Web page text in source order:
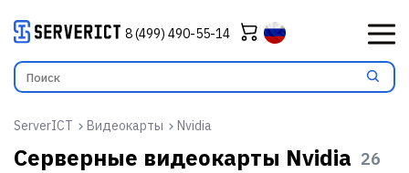
8 (499) 490-55-14
ServerICT Видеокарты Nvidia
Серверные видеокарты Nvidia 26